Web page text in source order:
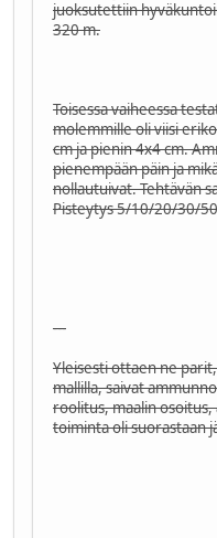
juoksutettiin
320 m.
Toisessa vaiheessa
molemmille oli viisi
cm ja pienin 4x4 cm.
pienempään päin ja
nollautuivat. Tehtävän
Pisteytys 5/10/20/30/
---
Yleisesti ottaen ne
mallilla, saivat
roolitus, maalin
toiminta oli suorastaan